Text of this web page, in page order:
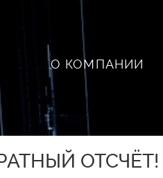
О КОМПАНИИ